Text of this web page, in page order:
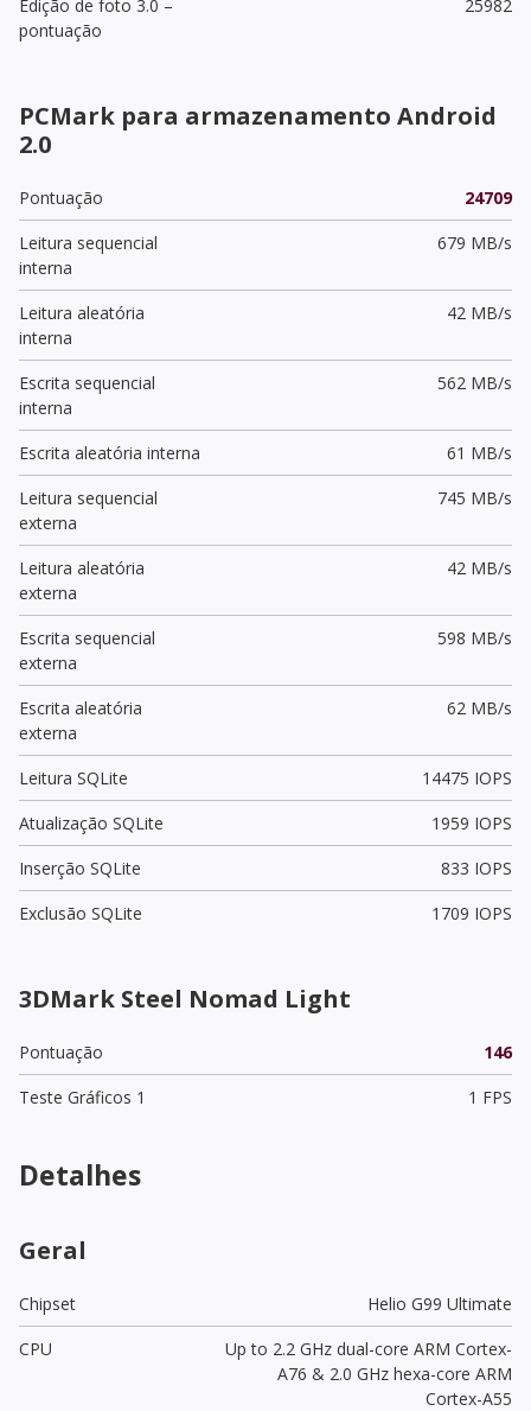
Edição de foto 3.0 –
pontuação
25982
PCMark para armazenamento Android
2.0
Pontuação
24709
Leitura sequencial
interna
679 MB/s
Leitura aleatória
interna
42 MB/s
Escrita sequencial
interna
562 MB/s
Escrita aleatória interna
61 MB/s
Leitura sequencial
externa
745 MB/s
Leitura aleatória
externa
42 MB/s
Escrita sequencial
externa
598 MB/s
Escrita aleatória
externa
62 MB/s
Leitura SQLite
14475 IOPS
Atualização SQLite
1959 IOPS
Inserção SQLite
833 IOPS
Exclusão SQLite
1709 IOPS
3DMark Steel Nomad Light
Pontuação
146
Teste Gráficos 1
1 FPS
Detalhes
Geral
Chipset
Helio G99 Ultimate
CPU
Up to 2.2 GHz dual-core ARM Cortex-
A76 & 2.0 GHz hexa-core ARM
Cortex-A55